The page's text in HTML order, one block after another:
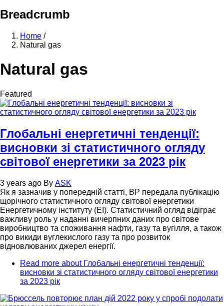
Breadcrumb
Home /
Natural gas
Natural gas
Featured
Глобальні енергетичні тенденції:
висновки зі статистичного огляду
світової енергетики за 2023 рік
3 years ago By ASK
Як я зазначив у попередній статті, ВР передала публікацію
щорічного статистичного огляду світової енергетики
Енергетичному інституту (EI). Статистичний огляд відіграє
важливу роль у наданні вичерпних даних про світове
виробництво та споживання нафти, газу та вугілля, а також
про викиди вуглекислого газу та про розвиток
відновлюваних джерел енергії.
Read more about Глобальні енергетичні тенденції:
висновки зі статистичного огляду світової енергетики
за 2023 рік